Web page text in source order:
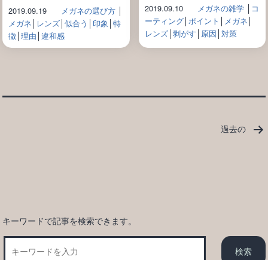
2019.09.19 メガネの選び方│
メガネ レンズ│ 似合う 印象 特
徴│ 理由 違和感
2019.09.10 メガネの雑学│
コ
ーティング│ ポイント メガネ
レンズ│ 剥がす 原因 対策
り
過去の
キーワードで記事を検索できます。